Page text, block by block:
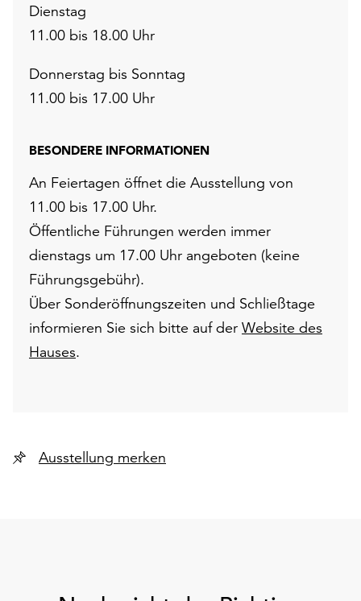
Dienstag
11.00 bis 18.00 Uhr
Donnerstag bis Sonntag
11.00 bis 17.00 Uhr
BESONDERE INFORMATIONEN
An Feiertagen öffnet die Ausstellung von
11.00 bis 17.00 Uhr.
Öffentliche Führungen werden immer
dienstags um 17.00 Uhr angeboten (keine
Führungsgebühr).
Über Sonderöffnungszeiten und Schließtage
informieren Sie sich bitte auf der Website des
Hauses.
Ausstellung merken